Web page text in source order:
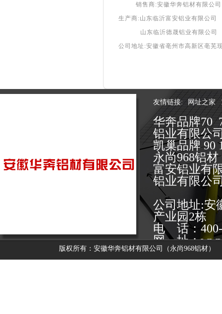
销售商:安徽华奔铝材有限公司
生产商:山东临沂富安铝业有限公司
山东临沂德晟铝业有限公司
公司地址:安徽省亳州市高新区亳芜
友情链接: 网址之家
华奔品牌70
铝业有限公
凯巢品牌 90
永尚968铝
富安铝业有
铝业有限公
公司地址:安
产业园2栋
电 话：400-
网 址：
版权所有：安徽华奔铝材有限公司（永尚968铝材）